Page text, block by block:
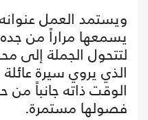
ويستمد العمل
يسمعها مراراً من
لتتحول الجملة إلى
الذي يروي سيرة
الوقت ذاته جانباً
فصولها مستمرة.